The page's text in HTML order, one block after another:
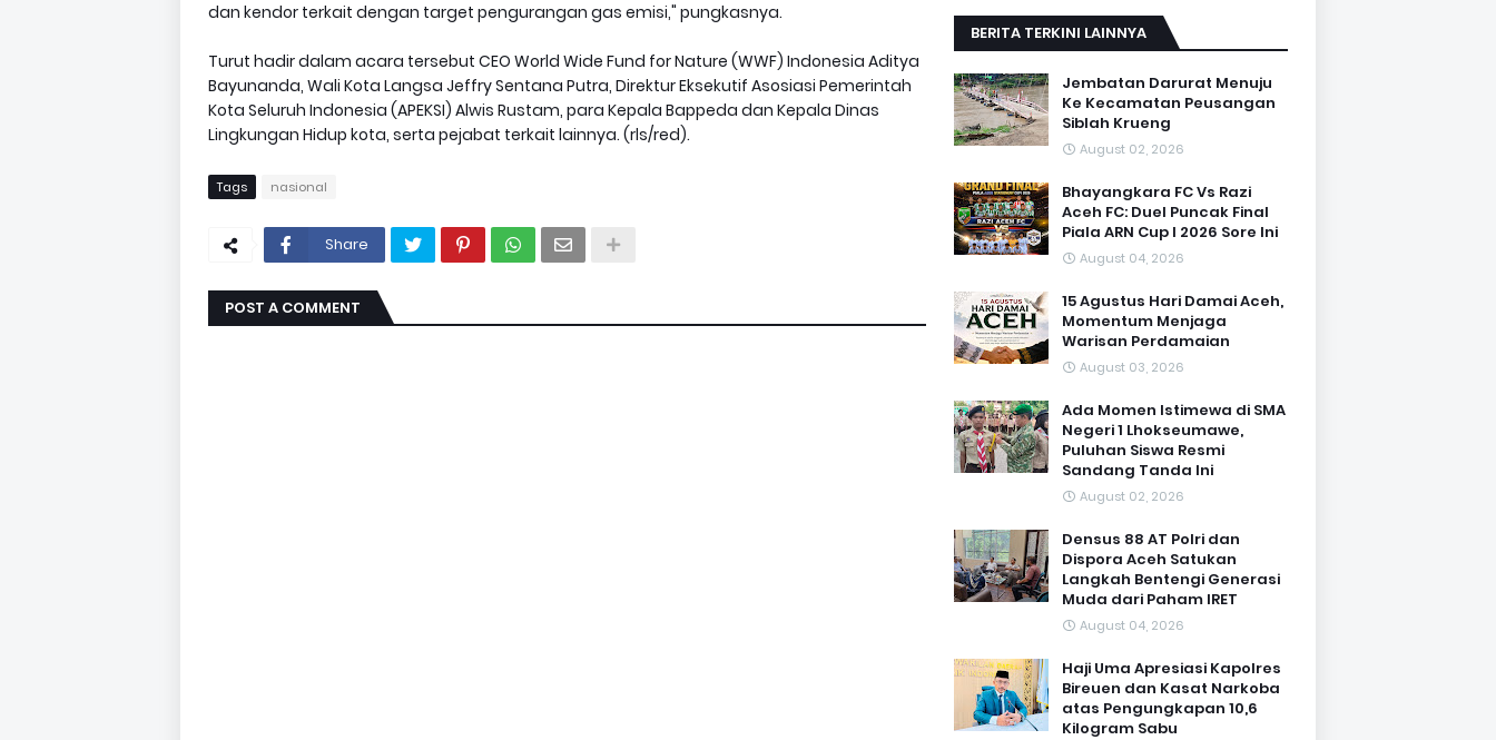
dan kendor terkait dengan target pengurangan gas emisi," pungkasnya.
Turut hadir dalam acara tersebut CEO World Wide Fund for Nature (WWF) Indonesia Aditya
Bayunanda, Wali Kota Langsa Jeffry Sentana Putra, Direktur Eksekutif Asosiasi Pemerintah
Kota Seluruh Indonesia (APEKSI) Alwis Rustam, para Kepala Bappeda dan Kepala Dinas
Lingkungan Hidup kota, serta pejabat terkait lainnya. (rls/red).
Tags nasional
Share
POST A COMMENT
BERITA TERKINI LAINNYA
Jembatan Darurat Menuju
Ke Kecamatan Peusangan
Siblah Krueng
August 02, 2026
Bhayangkara FC Vs Razi
Aceh FC: Duel Puncak Final
Piala ARN Cup I 2026 Sore Ini
August 04, 2026
15 Agustus Hari Damai Aceh,
Momentum Menjaga
Warisan Perdamaian
August 03, 2026
Ada Momen Istimewa di SMA
Negeri 1 Lhokseumawe,
Puluhan Siswa Resmi
Sandang Tanda Ini
August 02, 2026
Densus 88 AT Polri dan
Dispora Aceh Satukan
Langkah Bentengi Generasi
Muda dari Paham IRET
August 04, 2026
Haji Uma Apresiasi Kapolres
Bireuen dan Kasat Narkoba
atas Pengungkapan 10,6
Kilogram Sabu